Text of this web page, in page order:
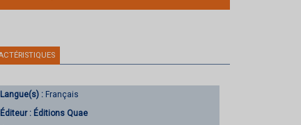
Langue(s) : Français
Éditeur : Éditions Quae